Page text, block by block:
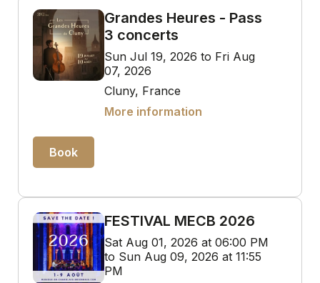
Grandes Heures - Pass
3 concerts
Sun Jul 19, 2026 to Fri Aug
07, 2026
Cluny, France
More information
Book
FESTIVAL MECB 2026
Sat Aug 01, 2026 at 06:00 PM
to Sun Aug 09, 2026 at 11:55
PM